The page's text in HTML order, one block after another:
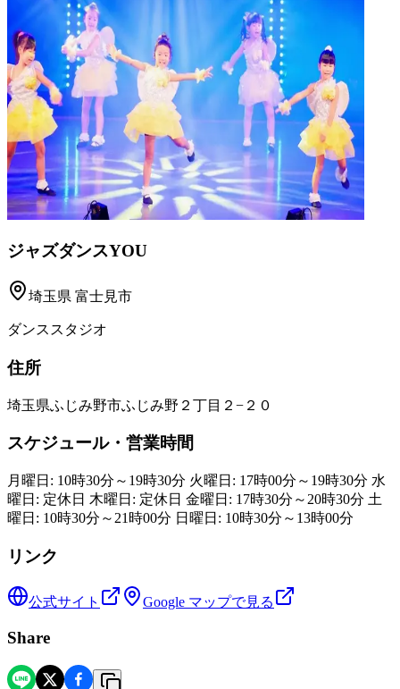
ジャズダンスYOU
埼玉県 富士見市
ダンススタジオ
住所
埼玉県ふじみ野市ふじみ野２丁目２−２０
スケジュール・営業時間
月曜日: 10時30分～19時30分 火曜日: 17時00分～19時30分 水
曜日: 定休日 木曜日: 定休日 金曜日: 17時30分～20時30分 土
曜日: 10時30分～21時00分 日曜日: 10時30分～13時00分
リンク
公式サイト Google マップで見る
Share